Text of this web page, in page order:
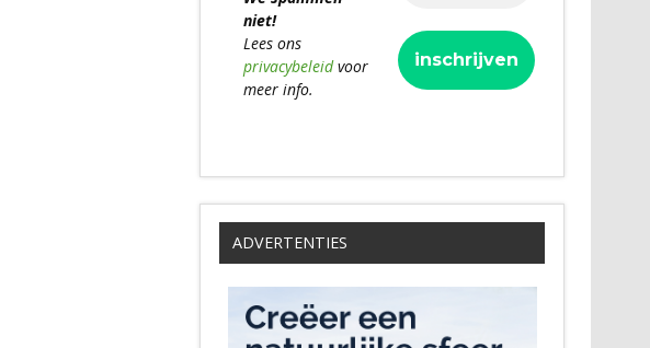
niet!
Lees ons
privacybeleidvoor
meer info.
ADVERTENTIES